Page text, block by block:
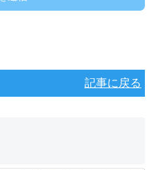
記事に戻る